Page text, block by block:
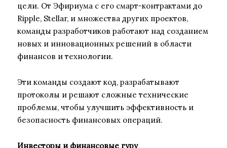
цели. От Эфириума с его смарт-контрактами до
Ripple, Stellar, и множества других проектов,
команды разработчиков работают над созданием
новых и инновационных решений в области
финансов и технологии.
Эти команды создают код, разрабатывают
протоколы и решают сложные технические
проблемы, чтобы улучшить эффективность и
безопасность финансовых операций.
Инвесторы и финансовые гуру